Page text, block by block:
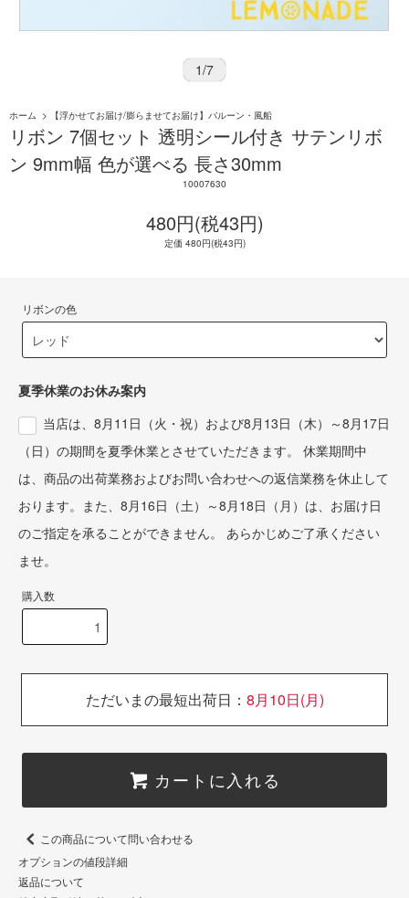
1/7
ホーム > 【浮かせてお届け/膨らませてお届け】バルーン・風船
リボン 7個セット 透明シール付き サテンリボ
ン 9mm幅 色が選べる 長さ30mm
10007630
480円(税43円)
定価 480円(税43円)
リボンの色
夏季休業のお休み案内
当店は、8月11日（火・祝）および8月13日（木）～8月17日
（日）の期間を夏季休業とさせていただきます。 休業期間中
は、商品の出荷業務およびお問い合わせへの返信業務を休止して
おります。また、8月16日（土）～8月18日（月）は、お届け日
のご指定を承ることができません。 あらかじめご了承ください
ませ。
購入数
ただいまの最短出荷日： 8月10日(月)
カートに入れる
この商品について問い合わせる
オプションの値段詳細
返品について